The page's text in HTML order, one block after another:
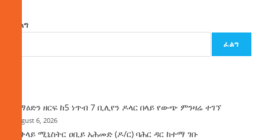
ፈልግ
ፈልግ
ከማዕድን ዘርፍ ከ5 ነጥብ 7 ቢሊየን ዶላር በላይ የውጭ ምንዛሬ ተገኘ
August 6, 2026
ጠቅላይ ሚኒስትር ዐቢይ አሕመድ (ዶ/ር) ባሕር ዳር ከተማ ገቡ